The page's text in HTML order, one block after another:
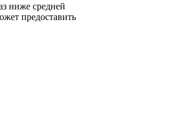
ниже средней
предоставить